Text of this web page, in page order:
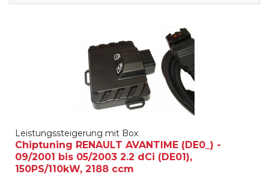
Leistungssteigerung mit Box
Chiptuning RENAULT AVANTIME (DE0_) -
09/2001 bis 05/2003 2.2 dCi (DE01),
150PS/110kW, 2188 ccm